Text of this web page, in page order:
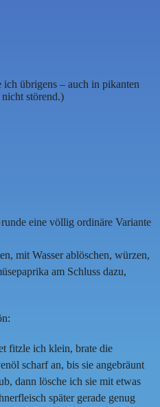
übrigens – auch in pikanten
störend.)
eine völlig ordinäre Variante
mit Wasser ablöschen, würzen,
am Schluss dazu,
fitzle ich klein, brate die
scharf an, bis sie angebräunt
dann lösche ich sie mit etwas
später gerade genug